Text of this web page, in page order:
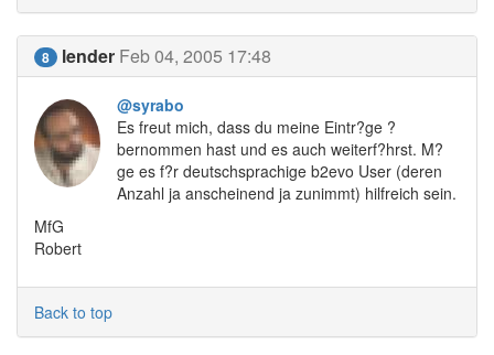
8 lender Feb 04, 2005 17:48
@syrabo
Es freut mich, dass du meine Eintr?ge ?
bernommen hast und es auch weiterf?hrst. M?
ge es f?r deutschsprachige b2evo User (deren
Anzahl ja anscheinend ja zunimmt) hilfreich sein.
MfG
Robert
Back to top